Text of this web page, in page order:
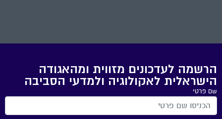
הרשמה לעדכונים מזווית ומהאגודה
הישראלית לאקולוגיה ולמדעי הסביבה
שם פרטי